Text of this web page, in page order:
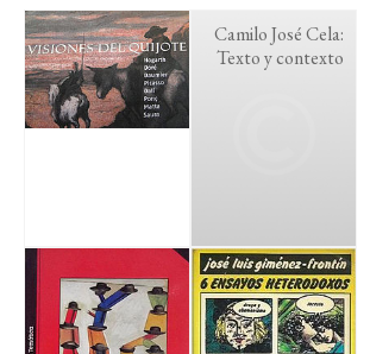
Camilo José Cela:
Texto y contexto